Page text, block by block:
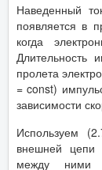
Наведенный
появляется в
когда
Длительность
пролета
= const)
зависимости
Используем
внешней цепи
между ними